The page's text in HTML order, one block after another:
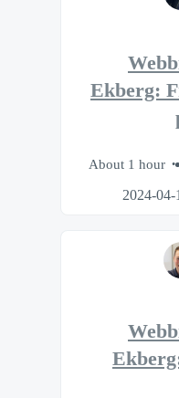
Ekberg:
About 1 hour
2024-